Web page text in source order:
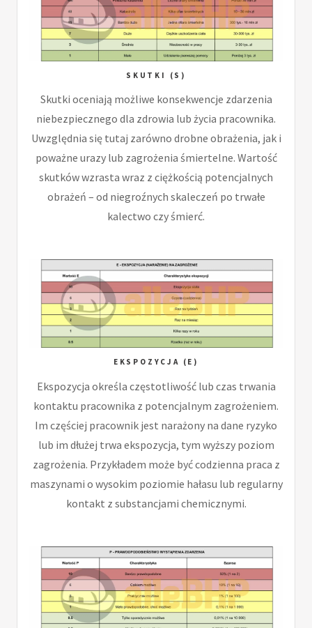
SKUTKI (S)
Skutki oceniają możliwe konsekwencje zdarzenia
niebezpiecznego dla zdrowia lub życia pracownika.
Uwzględnia się tutaj zarówno drobne obrażenia, jak i
poważne urazy lub zagrożenia śmiertelne. Wartość
skutków wzrasta wraz z ciężkością potencjalnych
obrażeń – od niegroźnych skaleczeń po trwałe
kalectwo czy śmierć.
EKSPOZYCJA (E)
Ekspozycja określa częstotliwość lub czas trwania
kontaktu pracownika z potencjalnym zagrożeniem.
Im częściej pracownik jest narażony na dane ryzyko
lub im dłużej trwa ekspozycja, tym wyższy poziom
zagrożenia. Przykładem może być codzienna praca z
maszynami o wysokim poziomie hałasu lub regularny
kontakt z substancjami chemicznymi.